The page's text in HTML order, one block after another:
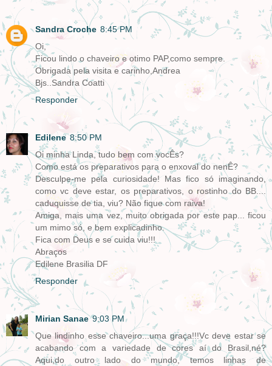
Sandra Croche 8:45 PM
Oi,
Ficou lindo o chaveiro e otimo PAP,como sempre.
Obrigada pela visita e carinho,Andrea
Bjs..Sandra Coatti
Responder
Edilene 8:50 PM
Oi minha Linda, tudo bem com vocÊs?
Como está os preparativos para o enxoval do nenÊ?
Desculpe-me pela curiosidade! Mas fico só imaginando,
como vc deve estar, os preparativos, o rostinho do BB....
caduquisse de tia, viu? Não fique com raiva!
Amiga, mais uma vez, muito obrigada por este pap... ficou
um mimo só, e bem explicadinho.
Fica com Deus e se cuida viu!!!
Abraços
Edilene Brasilia DF
Responder
Mirian Sanae 9:03 PM
Que lindinho esse chaveiro...uma graça!!!Vc deve estar se
acabando com a variedade de cores aí do Brasil,né?
Aqui,do outro lado do mundo, temos linhas de